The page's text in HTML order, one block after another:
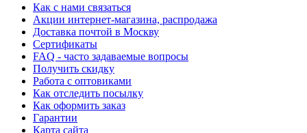
Как с нами связаться
Акции интернет-магазина, распродажа
Доставка почтой в Москву
Сертификаты
FAQ - часто задаваемые вопросы
Получить скидку
Работа с оптовиками
Как отследить посылку
Как оформить заказ
Гарантии
Карта сайта